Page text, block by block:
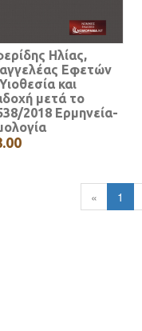
Ηλίας,
Εφετών
και
μετά το
2018 Ερμηνεία-
« 1